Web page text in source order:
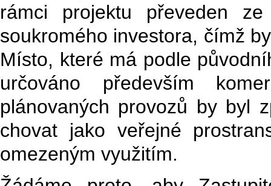
rámci projektu převeden
soukromého investora, čímž
Místo, které má podle
určováno především
plánovaných provozů by byl
chovat jako veřejné
omezeným využitím.